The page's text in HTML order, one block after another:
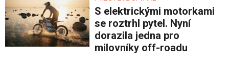
S elektrickými motorkami
se roztrhl pytel. Nyní
dorazila jedna pro
milovníky off-roadu